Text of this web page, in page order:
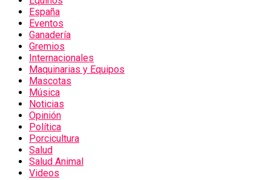
España
Eventos
Ganadería
Gremios
Internacionales
Maquinarias y Equipos
Mascotas
Música
Noticias
Opinión
Política
Porcicultura
Salud
Salud Animal
Videos